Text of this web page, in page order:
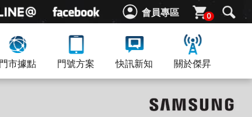
會員專區 0
門市據點 門號方案 快訊新知 關於傑昇